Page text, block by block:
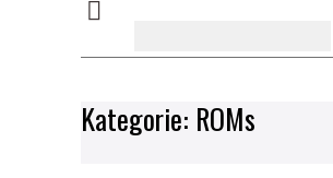
Kategorie: ROMs